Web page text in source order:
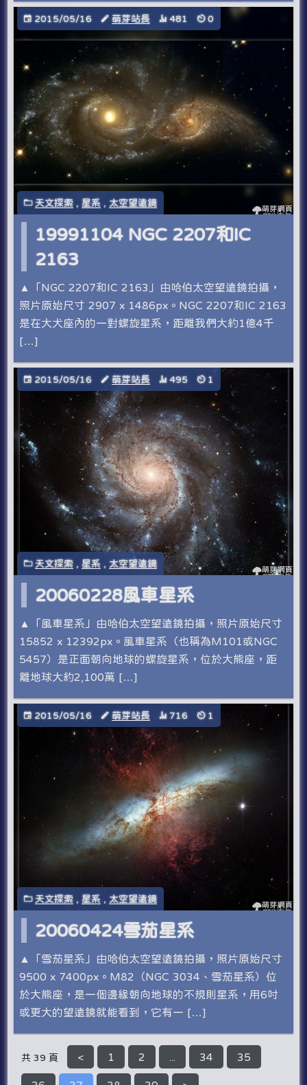
2015/05/16 萌芽站長 481 0
天文探索 ,星系 , 太空望遠鏡
19991104 NGC 2207和IC
2163
▲「NGC 2207和IC 2163」由哈伯太空望遠鏡拍攝，
照片原始尺寸 2907 x 1486px。NGC 2207和IC 2163
是在大犬座內的一對螺旋星系，距離我們大約1億4千
[…]
2015/05/16 萌芽站長 495 1
天文探索 ,星系 太空望遠鏡
20060228風車星系
▲「風車星系」由哈伯太空望遠鏡拍攝，照片原始尺寸
15852 x 12392px。風車星系（也稱為M101或NGC
5457）是正面朝向地球的螺旋星系，位於大熊座，距
離地球大約2,100萬 […]
2015/05/16 萌芽站長 716 1
天文探索 ,星系 , 太空望遠鏡
20060424雪茄星系
▲「雪茄星系」由哈伯太空望遠鏡拍攝，照片原始尺寸
9500 x 7400px。M82（NGC 3034、雪茄星系）位
於大熊座，是一個邊緣朝向地球的不規則星系，用6吋
或更大的望遠鏡就能看到，它有一 […]
共 39 頁 < 1 2 ... 34 35